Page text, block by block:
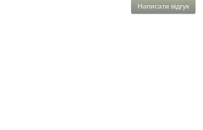
Написати відгук